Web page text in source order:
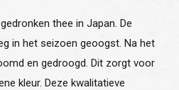
thee in Japan. De
in het seizoen geoogst. Na het
en gedroogd. Dit zorgt voor
kleur. Deze kwalitatieve